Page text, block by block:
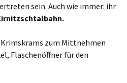
sein. Auch wie immer: ihr
Krimskrams zum Mittnehmen
Flaschenöffner für den